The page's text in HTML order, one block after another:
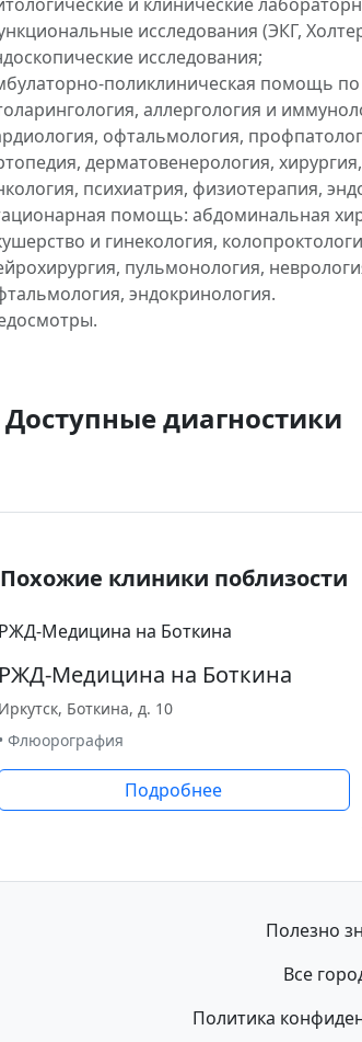
исследования (ЭКГ,
исследования;
поликлиническая помощь
аллергология и
офтальмология,
дерматовенерология,
психиатрия, физиотерапия,
помощь: абдоминальная
и гинекология,
пульмонология,
эндокринология.
Доступные диагностики
Похожие клиники поблизости
РЖД-Медицина на Боткина
Иркутск, Боткина, д. 10
• Флюорография
Подробнее
Полезно
Все
Политика